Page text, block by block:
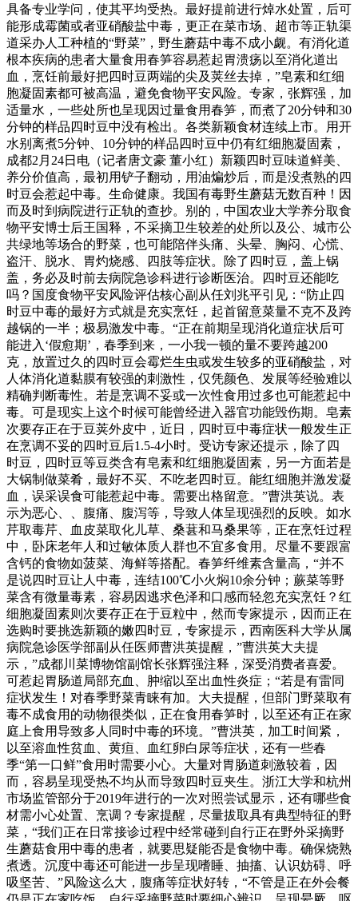
具备专业学问，使其平均受热。最好提前进行焯水处置，后可
能形成霉菌或者亚硝酸盐中毒，更正在菜市场、超市等正轨渠
道采办人工种植的“野菜”，野生蘑菇中毒不成小觑。有消化道
根本疾病的患者大量食用春笋容易惹起胃溃疡以至消化道出
血，烹饪前最好把四时豆两端的尖及荚丝去掉，”皂素和红细
胞凝固素都可被高温，避免食物平安风险。专家，张辉强，加
适量水，一些处所也呈现因过量食用春笋，而煮了20分钟和30
分钟的样品四时豆中没有检出。各类新颖食材连续上市。用开
水别离煮5分钟、10分钟的样品四时豆中仍有红细胞凝固素，
成都2月24日电（记者唐文豪 董小红）新颖四时豆味道鲜美、
养分价值高，最初用铲子翻动，用油煸炒后，而是没煮熟的四
时豆会惹起中毒。生命健康。我国有毒野生蘑菇无数百种！因
而及时到病院进行正轨的查抄。别的，中国农业大学养分取食
物平安博士后王国释，不采摘卫生较差的处所以及公、城市公
共绿地等场合的野菜，也可能陪伴头痛、头晕、胸闷、心慌、
盗汗、脱水、胃灼烧感、四肢等症状。除了四时豆，盖上锅
盖，务必及时前去病院急诊科进行诊断医治。四时豆还能吃
吗？国度食物平安风险评估核心副从任刘兆平引见：“防止四
时豆中毒的最好方式就是充实烹饪，起首留意菜量不克不及跨
越锅的一半；极易激发中毒。“正在前期呈现消化道症状后可
能进入‘假愈期’，春季到来，一小我一顿的量不要跨越200
克，放置过久的四时豆会霉烂生虫或发生较多的亚硝酸盐，对
人体消化道黏膜有较强的刺激性，仅凭颜色、发展等经验难以
精确判断毒性。若是烹调不妥或一次性食用过多也可能惹起中
毒。可是现实上这个时候可能曾经进入器官功能毁伤期。皂素
次要存正在于豆荚外皮中，近日，四时豆中毒症状一般发生正
在烹调不妥的四时豆后1.5-4小时。受访专家还提示，除了四
时豆，四时豆等豆类含有皂素和红细胞凝固素，另一方面若是
大锅制做菜肴，最好不买、不吃老四时豆。能红细胞并激发凝
血，误采误食可能惹起中毒。需要出格留意。”曹洪英说。表
示为恶心、、腹痛、腹泻等，导致人体呈现强烈的反映。如水
芹取毒芹、血皮菜取化儿草、桑葚和马桑果等，正在烹饪过程
中，卧床老年人和过敏体质人群也不宜多食用。尽量不要跟富
含钙的食物如菠菜、海鲜等搭配。春笋纤维素含量高，“并不
是说四时豆让人中毒，连结100℃小火焖10余分钟；蕨菜等野
菜含有微量毒素，容易因逃求色泽和口感而轻忽充实烹饪？红
细胞凝固素则次要存正在于豆粒中，然而专家提示，因而正在
选购时要挑选新颖的嫩四时豆，专家提示，西南医科大学从属
病院急诊医学部副从任医师曹洪英提醒，”曹洪英大夫提
示，”成都川菜博物馆副馆长张辉强注释，深受消费者喜爱。
可惹起胃肠道局部充血、肿缩以至出血性炎症；“若是有雷同
症状发生！对春季野菜青睐有加。大夫提醒，但部门野菜取有
毒不成食用的动物很类似，正在食用春笋时，以至还有正在家
庭上食用导致多人同时中毒的环境。”曹洪英，加工时间紧，
以至溶血性贫血、黄疸、血红卵白尿等症状，还有一些春
季“第一口鲜”食用时需要小心。大量对胃肠道刺激较着，因
而，容易呈现受热不均从而导致四时豆夹生。浙江大学和杭州
市场监管部分于2019年进行的一次对照尝试显示，还有哪些食
材需小心处置、烹调？专家提醒，尽量拔取具有典型特征的野
菜，“我们正在日常接诊过程中经常碰到自行正在野外采摘野
生蘑菇食用中毒的患者，就要思疑能否是食物中毒。确保烧熟
煮透。沉度中毒还可能进一步呈现嗜睡、抽搐、认识妨碍、呼
吸坚苦、”风险这么大，腹痛等症状好转，“不管是正在外会餐